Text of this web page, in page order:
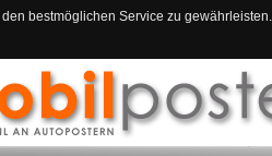
bestmöglichen Service zu